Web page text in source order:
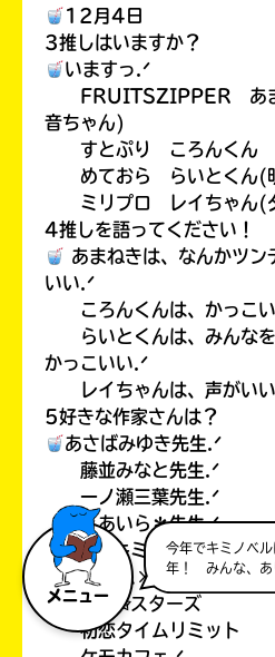
メニュー
今年でキミノベ
年！ みんな、あ
12月4日
3推しはいますか？
いますっ.ᐟ
FRUITSZIPPER あま
音ちゃん)
すとぷり ころんくん
めておら らいとくん(
ミリプロ レイちゃん(
4推しを語ってください！
あまねきは、なんかツン
いい.ᐟ
ころんくんは、かっこい
らいとくんは、みんなを
かっこいい.ᐟ
レイちゃんは、声がいい
5好きな作家さんは？
あさばみゆき先生.ᐟ
藤並みなと先生.ᐟ
一ノ瀬三葉先生.ᐟ
＊あいら＊先生.ᐟ
6ポプラキミノベルで好き
プリズム×プロジェクト
魔界✩スターズ
初恋タイムリミット